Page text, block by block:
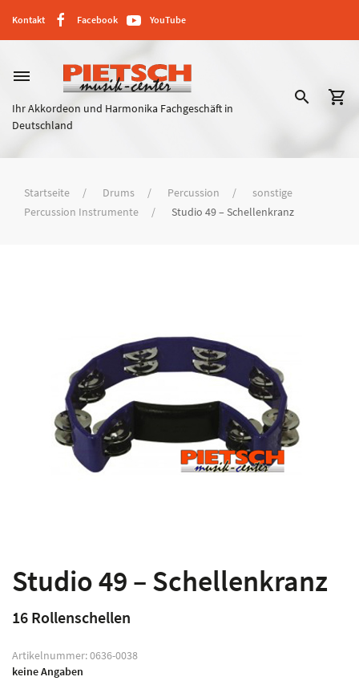
Kontakt Facebook YouTube
dehaze
Ihr Akkordeon und Harmonika Fachgeschäft in
Deutschland
search shopping_cart
Startseite Drums Percussion
sonstige
Percussion Instrumente
Studio 49 – Schellenkranz
Studio 49 – Schellenkranz
16 Rollenschellen
Artikelnummer:0636-0038
keine Angaben